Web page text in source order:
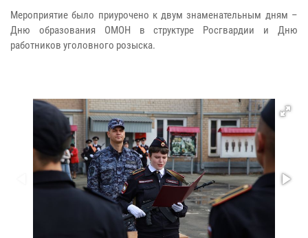
Мероприятие было приурочено к двум знаменательным дням –
Дню образования ОМОН в структуре Росгвардии и Дню
работников уголовного розыска.